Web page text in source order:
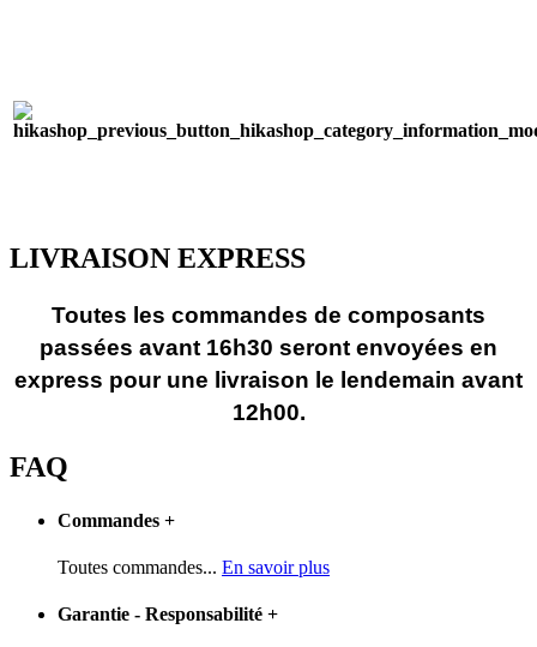
LIVRAISON EXPRESS
Toutes les commandes de composants
passées avant 16h30 seront envoyées en
express pour une livraison le lendemain avant
12h00.
FAQ
Commandes +
Toutes commandes... En savoir plus
Garantie - Responsabilité +